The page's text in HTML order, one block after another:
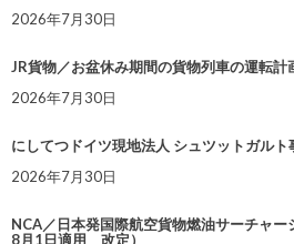
2026年7月30日
JR貨物／お盆休み期間の貨物列車の運転計
2026年7月30日
にしてつドイツ現地法人 シュツットガル
2026年7月30日
NCA／日本発国際航空貨物燃油サーチャ
8月1日適用 改定）